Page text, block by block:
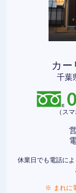
カー
千葉
（ス
休業日でも電話に
※ まれに